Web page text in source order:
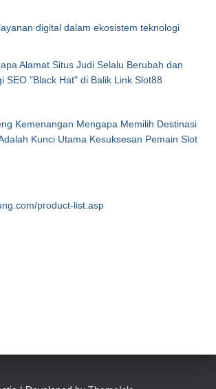
digital dalam ekosistem teknologi
Alamat Situs Judi Selalu Berubah dan
SEO "Black Hat" di Balik Link Slot88
Kemenangan Mengapa Memilih Destinasi
Kunci Utama Kesuksesan Pemain Slot
product-list.asp